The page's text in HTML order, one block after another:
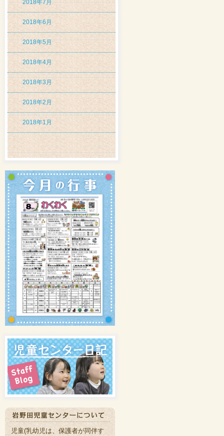
2018年7月
2018年6月
2018年5月
2018年4月
2018年3月
2018年2月
2018年1月
児童(乳幼児は、保護者が同伴す